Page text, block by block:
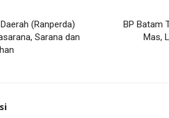
(Ranperda)
Sarana dan
BP Batam
Mas,